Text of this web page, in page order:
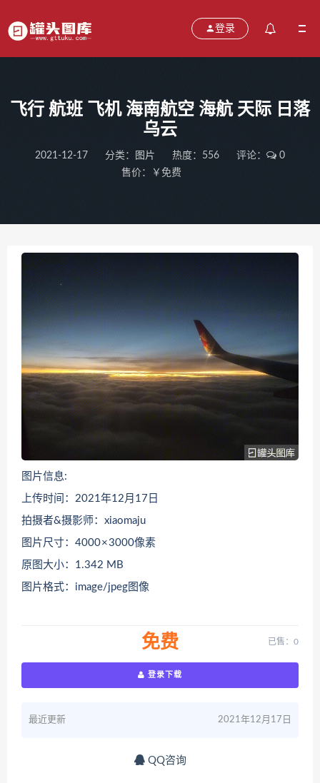
登录
飞行 航班 飞机 海南航空 海航 天际 日落
乌云
2021-12-17 分类： 图片 热度：556 评论：
0
售价：￥免费
图片信息:
上传时间：2021年12月17日
拍摄者&摄影师：xiaomaju
图片尺寸：4000 × 3000像素
原图大小：1.342 MB
图片格式：image/jpeg图像
免费 已售：0
登录下载
最近更新 2021年12月17日
QQ咨询